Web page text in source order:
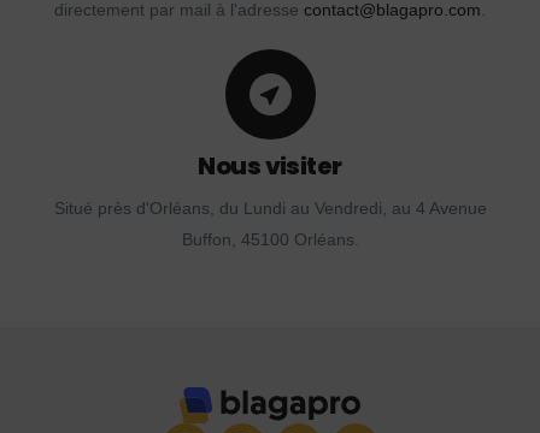
directement par mail à l'adresse contact@blagapro.com
Nous visiter
Situé près d'Orléans, du Lundi au Vendredi, au 4 Avenue
Buffon, 45100 Orléans.